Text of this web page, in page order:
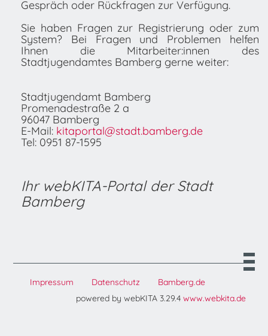
Gespräch oder Rückfragen zur Verfügung.
Sie haben Fragen zur Registrierung oder zum
System? Bei Fragen und Problemen helfen
Ihnen die Mitarbeiter:innen des
Stadtjugendamtes Bamberg gerne weiter:
Stadtjugendamt Bamberg
Promenadestraße 2 a
96047 Bamberg
E-Mail: kitaportal@stadt.bamberg.de
Tel: 0951 87-1595
Ihr webKITA-Portal der Stadt
Bamberg
Impressum Datenschutz
Bamberg.de
powered by webKITA 3.29.4 www.webkita.de